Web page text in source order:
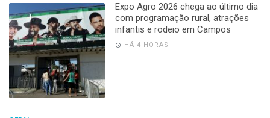
Expo Agro 2026 chega ao último dia
com programação rural, atrações
infantis e rodeio em Campos
HÁ 4 HORAS